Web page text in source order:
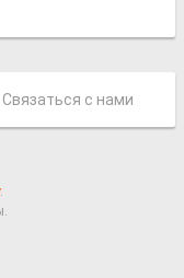
Связаться с нами
.